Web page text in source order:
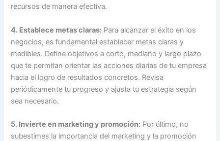
recursos de manera efectiva.
4. Establece metas claras: Para alcanzar el éxito en los
negocios, es fundamental establecer metas claras y
medibles. Define objetivos a corto, mediano y largo plazo
que te permitan orientar las acciones diarias de tu empresa
hacia el logro de resultados concretos. Revisa
periódicamente tu progreso y ajusta tu estrategia según
sea necesario.
5. Invierte en marketing y promoción: Por último, no
subestimes la importancia del marketing y la promoción